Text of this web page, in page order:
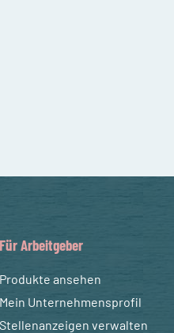
Für Arbeitgeber
Produkte ansehen
Mein Unternehmensprofil
Stellenanzeigen verwalten